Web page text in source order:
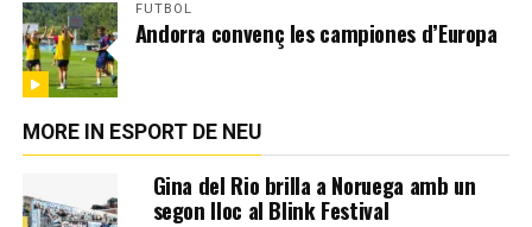
FUTBOL
Andorra convenç les campiones d’Europa
MORE IN ESPORT DE NEU
Gina del Rio brilla a Noruega amb un
segon lloc al Blink Festival